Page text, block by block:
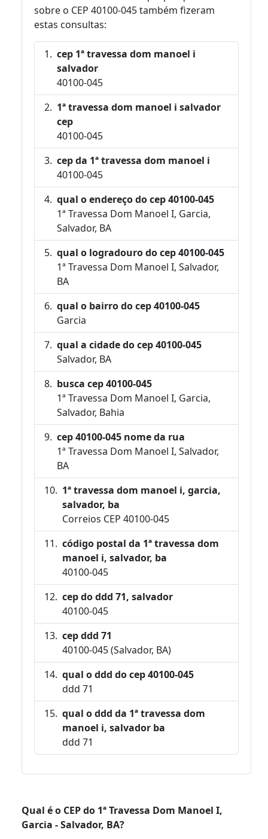
sobre o CEP 40100-045 também fizeram
estas consultas:
cep 1ª travessa dom manoel i
salvador
40100-045
1ª travessa dom manoel i salvador
cep
40100-045
cep da 1ª travessa dom manoel i
40100-045
qual o endereço do cep 40100-045
1ª Travessa Dom Manoel I, Garcia,
Salvador, BA
qual o logradouro do cep 40100-045
1ª Travessa Dom Manoel I, Salvador,
BA
qual o bairro do cep 40100-045
Garcia
qual a cidade do cep 40100-045
Salvador, BA
busca cep 40100-045
1ª Travessa Dom Manoel I, Garcia,
Salvador, Bahia
cep 40100-045 nome da rua
1ª Travessa Dom Manoel I, Salvador,
BA
1ª travessa dom manoel i, garcia,
salvador, ba
Correios CEP 40100-045
código postal da 1ª travessa dom
manoel i, salvador, ba
40100-045
cep do ddd 71, salvador
40100-045
cep ddd 71
40100-045 (Salvador, BA)
qual o ddd do cep 40100-045
ddd 71
qual o ddd da 1ª travessa dom
manoel i, salvador ba
ddd 71
Qual é o CEP do 1ª Travessa Dom Manoel I,
Garcia - Salvador, BA?